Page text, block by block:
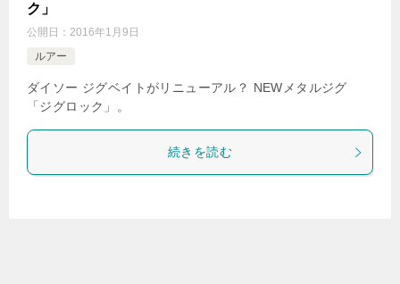
ク」
公開日： 2016年1月9日
ルアー
ダイソー ジグベイトがリニューアル？ NEWメタルジグ
「ジグロック」。
続きを読む